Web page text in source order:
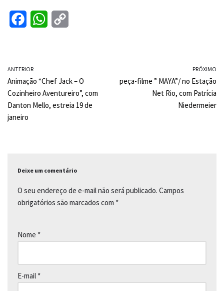
e
b
o
o
A
i
ANTERIOR
Animação “Chef Jack – O
Cozinheiro Aventureiro”, com
Danton Mello, estreia 19 de
janeiro
PRÓXIMO
peça-filme ” MAYA”/ no Estação
Net Rio, com Patrícia
Niedermeier
Deixe um comentário
O seu endereço de e-mail não será publicado. Campos
obrigatórios são marcados com *
Nome *
E-mail *